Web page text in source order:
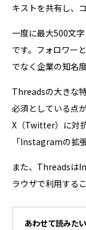
キストを共有し、
一度に最大500文
です。フォロワー
でなく企業の知名
Threadsの大きな
必須としている点
X（Twitter）に対
「Instagramの拡
また、Threadsは
ラウザで利用する
あわせて読みた